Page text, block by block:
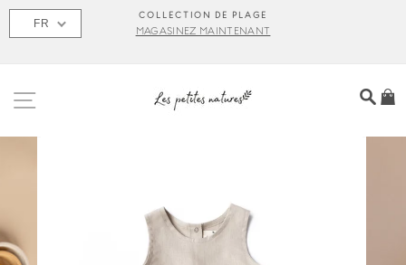
Passer
COLLECTION DE PLAGE
MAGASINEZ MAINTENANT
FR